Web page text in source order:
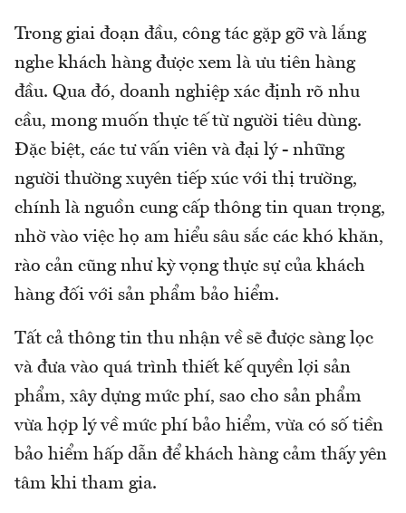
Trong giai đoạn đầu, công tác gặp gỡ và lắng
nghe khách hàng được xem là ưu tiên hàng
đầu. Qua đó, doanh nghiệp xác định rõ nhu
cầu, mong muốn thực tế từ người tiêu dùng.
Đặc biệt, các tư vấn viên và đại lý - những
người thường xuyên tiếp xúc với thị trường,
chính là nguồn cung cấp thông tin quan trọng,
nhờ vào việc họ am hiểu sâu sắc các khó khăn,
rào cản cũng như kỳ vọng thực sự của khách
hàng đối với sản phẩm bảo hiểm.
Tất cả thông tin thu nhận về sẽ được sàng lọc
và đưa vào quá trình thiết kế quyền lợi sản
phẩm, xây dựng mức phí, sao cho sản phẩm
vừa hợp lý về mức phí bảo hiểm, vừa có số tiền
bảo hiểm hấp dẫn để khách hàng cảm thấy yên
tâm khi tham gia.